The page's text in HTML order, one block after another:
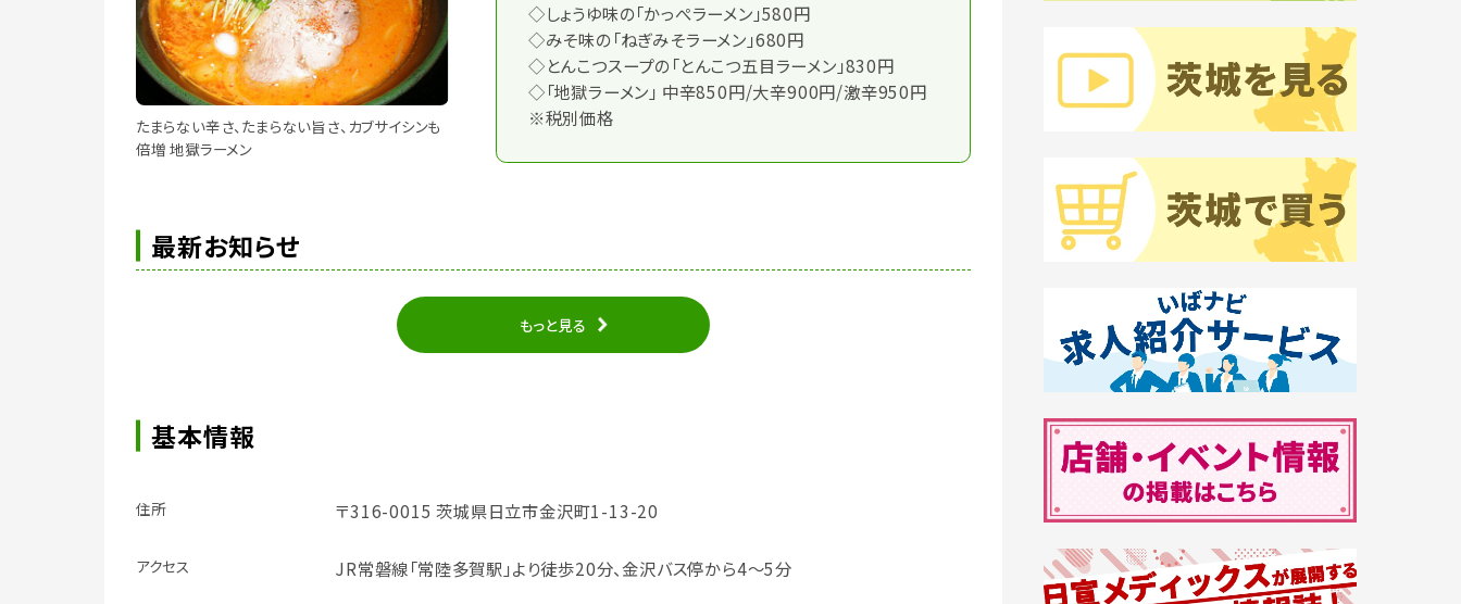
たまらない辛さ、たまらない旨さ、カブサイシンも
倍増 地獄ラーメン
◇しょうゆ味の「かっぺラーメン」580円
◇みそ味の「ねぎみそラーメン」680円
◇とんこつスープの「とんこつ五目ラーメン」830円
◇「地獄ラーメン」 中辛850円/大辛900円/激辛950円
※税別価格
最新お知らせ
もっと見る
基本情報
住所 〒316-0015 茨城県日立市金沢町1-13-20
アクセス JR常磐線「常陸多賀駅」より徒歩20分、金沢バス停から4～5分